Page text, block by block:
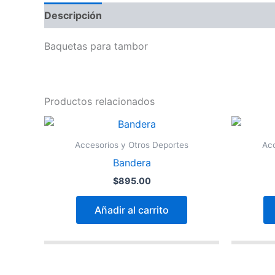
Descripción
Baquetas para tambor
Productos relacionados
Accesorios y Otros Deportes
Bandera
$895.00
Añadir al carrito